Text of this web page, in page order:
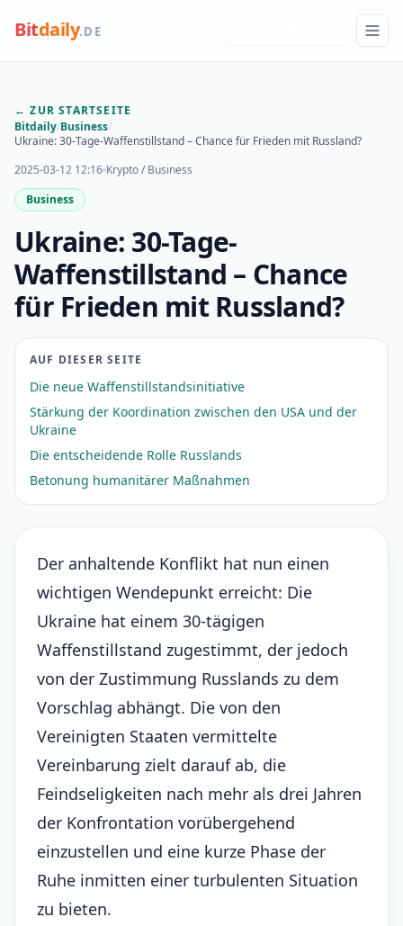
Bitdaily.DE
← ZUR STARTSEITE
Bitdaily/Business/
Ukraine: 30-Tage-Waffenstillstand – Chance für Frieden mit Russland?
2025-03-12 12:16 Krypto / Business
Business
Ukraine: 30-Tage-
Waffenstillstand – Chance
für Frieden mit Russland?
AUF DIESER SEITE
Die neue Waffenstillstandsinitiative
Stärkung der Koordination zwischen den USA und der
Ukraine
Die entscheidende Rolle Russlands
Betonung humanitärer Maßnahmen
Der anhaltende Konflikt hat nun einen
wichtigen Wendepunkt erreicht: Die
Ukraine hat einem 30-tägigen
Waffenstillstand zugestimmt, der jedoch
von der Zustimmung Russlands zu dem
Vorschlag abhängt. Die von den
Vereinigten Staaten vermittelte
Vereinbarung zielt darauf ab, die
Feindseligkeiten nach mehr als drei Jahren
der Konfrontation vorübergehend
einzustellen und eine kurze Phase der
Ruhe inmitten einer turbulenten Situation
zu bieten.